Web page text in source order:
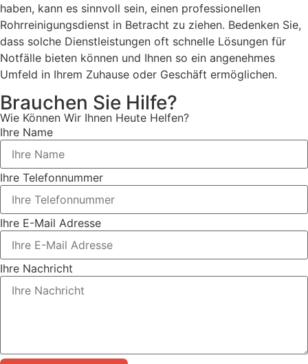
haben, kann es sinnvoll sein, einen professionellen
Rohrreinigungsdienst in Betracht zu ziehen. Bedenken Sie,
dass solche Dienstleistungen oft schnelle Lösungen für
Notfälle bieten können und Ihnen so ein angenehmes
Umfeld in Ihrem Zuhause oder Geschäft ermöglichen.
Brauchen Sie Hilfe?
Wie Können Wir Ihnen Heute Helfen?
Ihre Name
Ihre Telefonnummer
Ihre E-Mail Adresse
Ihre Nachricht